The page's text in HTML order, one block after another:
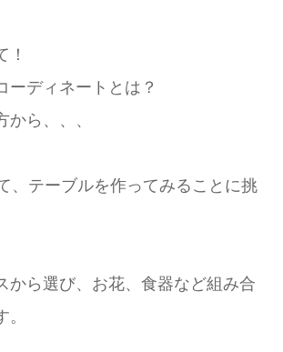
ーディネートとは？
ら、、、
、テーブルを作ってみることに挑
から選び、お花、食器など組み合